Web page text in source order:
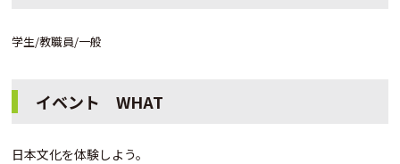
学生/教職員/一般
イベント WHAT
日本文化を体験しよう。